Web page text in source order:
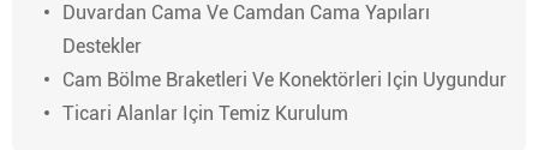
Duvardan Cama Ve Camdan Cama Yapıları
Destekler
Cam Bölme Braketleri Ve Konektörleri Için Uygundur
Ticari Alanlar Için Temiz Kurulum